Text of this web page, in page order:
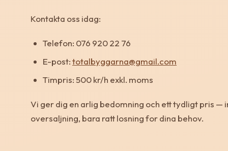
Kontakta oss idag:
Telefon: 076 920 22 76
E-post:totalbyggarna@gmail.com
Timpris: 500 kr/h exkl. moms
Vi ger dig en arlig bedomning och ett tydligt pris —
oversaljning, bara ratt losning for dina behov.